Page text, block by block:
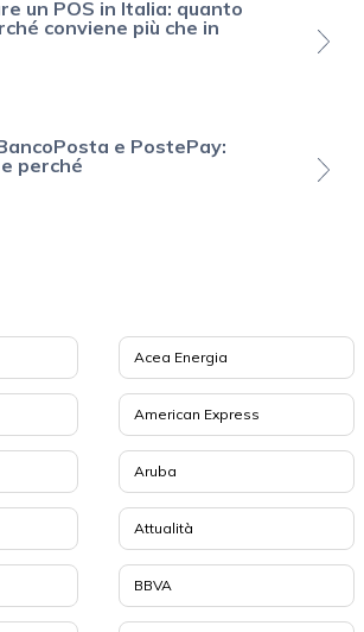
un POS in Italia: quanto
conviene più che in
e PostePay:
perché
Acea Energia
American Express
Aruba
Attualità
BBVA